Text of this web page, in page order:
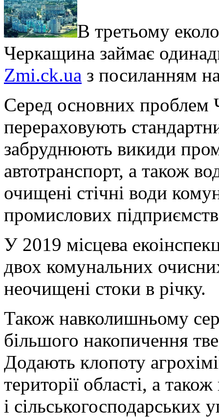
В третьому
Черкащина займає
Zmi.ck.ua з посиланням
Серед основних проблем
перераховують
забруднюють викиди
автотранспорт, а також
очищені стічні води
промислових
У 2019 місцева
двох комунальних
неочищені стоки в річку.
Також навколишньому
більшого накопичення
Додають клопоту
території області, а
і сільськогосподарських